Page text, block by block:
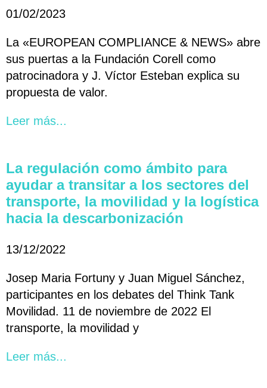
01/02/2023
La «EUROPEAN COMPLIANCE & NEWS» abre
sus puertas a la Fundación Corell como
patrocinadora y J. Víctor Esteban explica su
propuesta de valor.
Leer más...
La regulación como ámbito para
ayudar a transitar a los sectores del
transporte, la movilidad y la logística
hacia la descarbonización
13/12/2022
Josep Maria Fortuny y Juan Miguel Sánchez,
participantes en los debates del Think Tank
Movilidad. 11 de noviembre de 2022 El
transporte, la movilidad y
Leer más...